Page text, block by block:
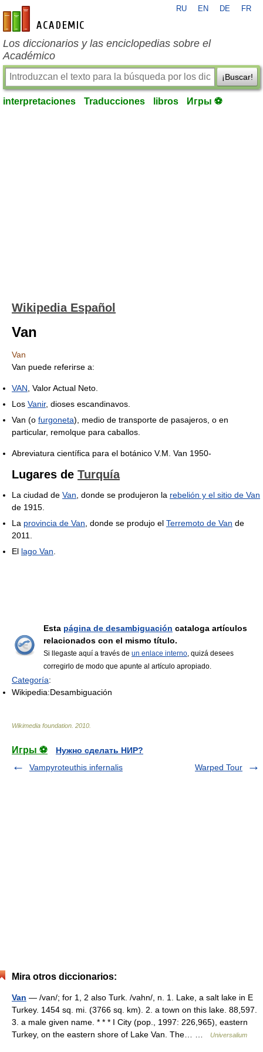
es-academic.com
RU EN DE FR
Los diccionarios y las enciclopedias sobre el
Académico
¡Buscar!
interpretaciones Traducciones libros Игры ⚽
Wikipedia Español
Van
Van
Van puede referirse a:
VAN , Valor Actual Neto.
Los Vanir, dioses escandinavos.
Van (o furgoneta), medio de transporte de pasajeros, o en
particular, remolque para caballos.
Abreviatura científica para el botánico V.M. Van 1950-
Lugares de Turquía
La ciudad de Van , donde se produjeron la rebelión y el sitio de Van
de 1915.
La provincia de Van , donde se produjo el Terremoto de Van de
2011.
El lago Van
Esta página de desambiguación cataloga artículos
relacionados con el mismo título.
Si llegaste aquí a través de un enlace interno, quizá desees
corregirlo de modo que apunte al artículo apropiado.
Categoría:
Wikipedia:Desambiguación
Wikimedia foundation 2010
Игры ⚽
Нужно сделать НИР?
Vampyroteuthis infernalis
Warped Tour
Mira otros diccionarios:
Van — /van/; for 1, 2 also Turk. /vahn/, n. 1. Lake, a salt lake in E
Turkey. 1454 sq. mi. (3766 sq. km). 2. a town on this lake. 88,597.
3. a male given name. * * * I City (pop., 1997: 226,965), eastern
Turkey, on the eastern shore of Lake Van. The… …
Universalium